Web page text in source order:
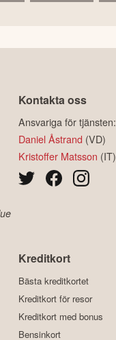
Kontakta oss
Ansvariga för tjänsten:
Daniel Åstrand (VD)
Kristoffer Matsson (IT)
Kreditkort
Bästa kreditkortet
Kreditkort för resor
Kreditkort med bonus
Bensinkort